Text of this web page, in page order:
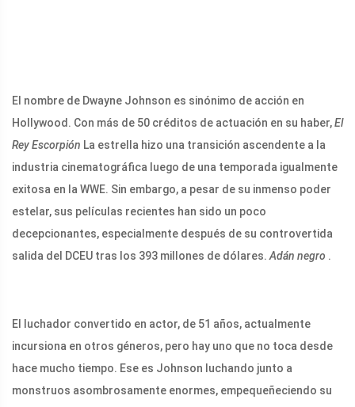
El nombre de Dwayne Johnson es sinónimo de acción en
Hollywood. Con más de 50 créditos de actuación en su haber,El
Rey Escorpión La estrella hizo una transición ascendente a la
industria cinematográfica luego de una temporada igualmente
exitosa en la WWE. Sin embargo, a pesar de su inmenso poder
estelar, sus películas recientes han sido un poco
decepcionantes, especialmente después de su controvertida
salida del DCEU tras los 393 millones de dólares.Adán negro .
El luchador convertido en actor, de 51 años, actualmente
incursiona en otros géneros, pero hay uno que no toca desde
hace mucho tiempo. Ese es Johnson luchando junto a
monstruos asombrosamente enormes, empequeñeciendo su